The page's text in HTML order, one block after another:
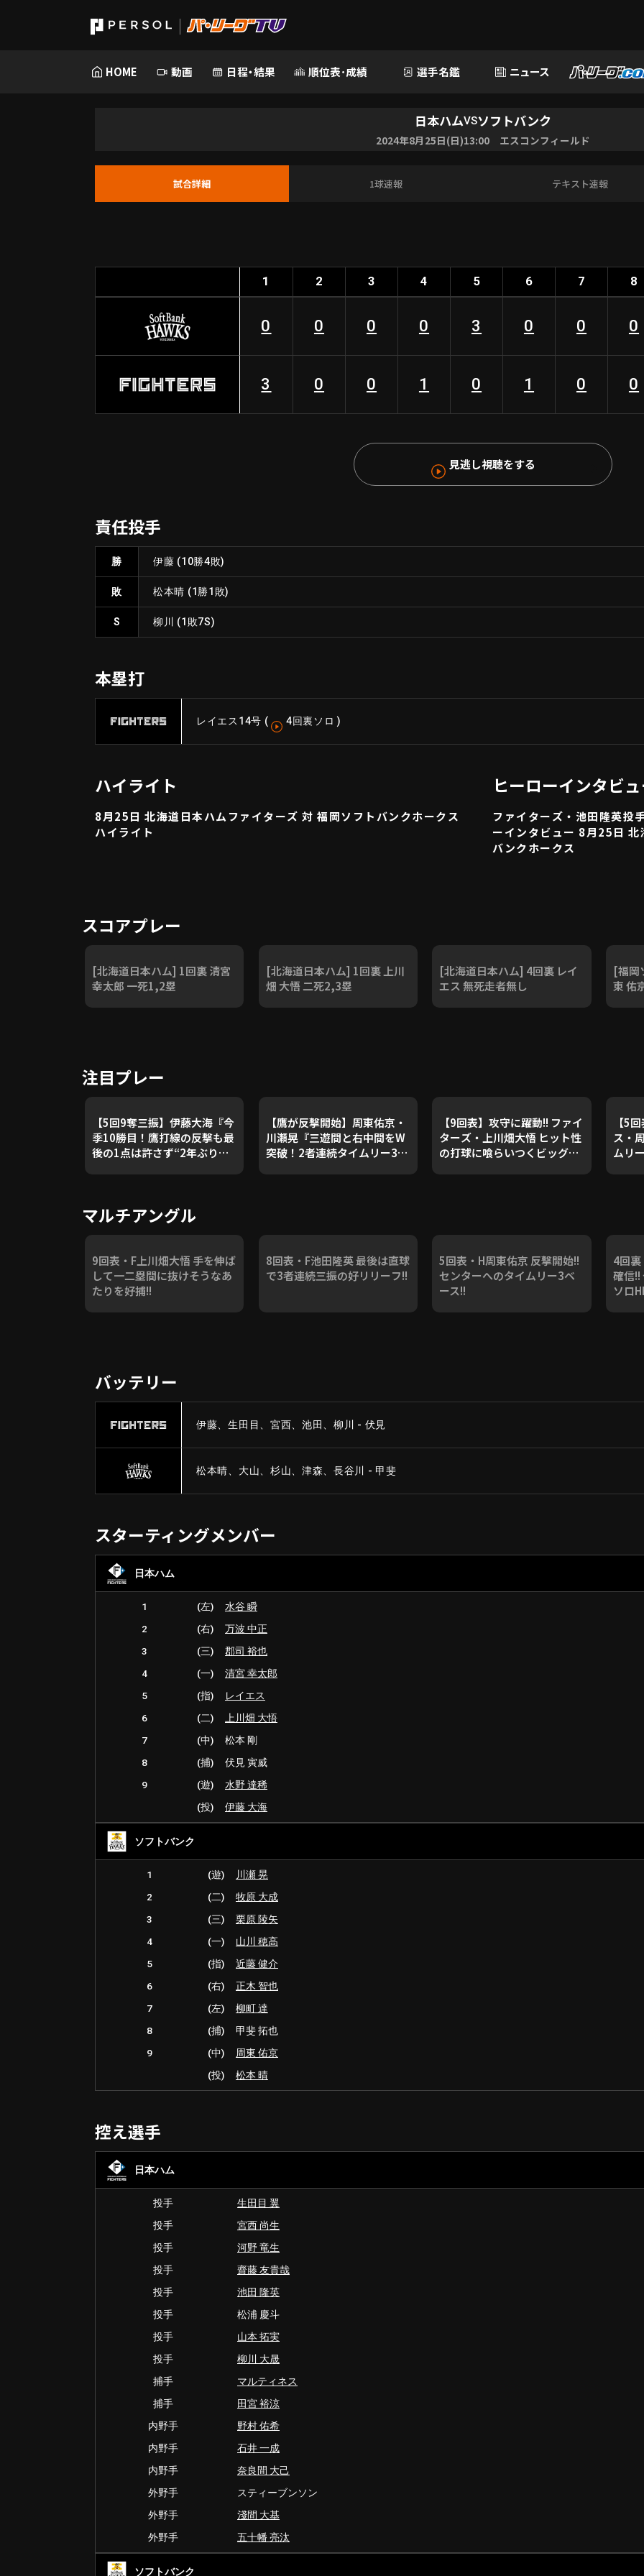
HOME 動画 日程・結果 順位表･成績 選手名鑑 ニュース
日本ハムVSソフトバンク
2024年8月25日(日)13:00 エスコンフィールド
試合詳細 1球速報 テキスト速報
1 2 3 4 5 6 7 8
0 0 0 0 3 0 0 0
3 0 0 1 0 1 0 0
見逃し視聴をする
責任投手
勝 伊藤 (10勝4敗)
敗 松本晴 (1勝1敗)
S 柳川 (1敗7S)
本塁打
レイエス 14号 ( 4回裏ソロ )
ハイライト
8月25日 北海道日本ハムファイターズ 対 福岡ソフトバンクホークス
ハイライト
ヒーローインタビ
ファイターズ・池田隆英投
ーインタビュー 8月25日 北
バンクホークス
スコアプレー
[北海道日本ハム] 1回裏 清宮
幸太郎 一死1,2塁
[北海道日本ハム] 1回裏 上川
畑 大悟 二死2,3塁
[北海道日本ハム] 4回裏 レイ
エス 無死走者無し
[福岡
東 佑
注目プレー
【5回9奪三振】伊藤大海『今
季10勝目！鷹打線の反撃も最
後の1点は許さず“2年ぶり二
【鷹が反撃開始】周東佑京・
川瀬晃『三遊間と右中間をW
突破！2者連続タイムリー3塁
【9回表】攻守に躍動!! ファイ
ターズ・上川畑大悟 ヒット性
の打球に喰らいつくビッグプ
【5
ス・
ムリ
マルチアングル
9回表・F上川畑大悟 手を伸ば
して一二塁間に抜けそうなあ
たりを好捕!!
8回表・F池田隆英 最後は直球
で3者連続三振の好リリーフ!!
5回表・H周東佑京 反撃開始!!
センターへのタイムリー3ベ
ース!!
4回裏
確信!!
ソロ
バッテリー
伊藤、生田目、宮西、池田、柳川 - 伏見
松本晴、大山、杉山、津森、長谷川 - 甲斐
スターティングメンバー
日本ハム
1 (左) 水谷 瞬
2
(右) 万波 中正
3
(三) 郡司 裕也
4
(一) 清宮 幸太郎
5
(指) レイエス
6
(二) 上川畑 大悟
7
(中) 松本 剛
8
(捕) 伏見 寅威
9
(遊) 水野 達稀
(投)
伊藤 大海
ソフトバンク
1 (遊) 川瀬 晃
2
(二) 牧原 大成
3
(三) 栗原 陵矢
4
(一) 山川 穂高
5
(指) 近藤 健介
6
(右) 正木 智也
7
(左) 柳町 達
8
(捕) 甲斐 拓也
9
(中) 周東 佑京
(投)
松本 晴
控え選手
日本ハム
投手 生田目 翼
投手
宮西 尚生
投手
河野 竜生
投手
齋藤 友貴哉
投手
池田 隆英
投手
松浦 慶斗
投手
山本 拓実
投手
柳川 大晟
捕手
マルティネス
捕手
田宮 裕涼
内野手
野村 佑希
内野手
石井 一成
内野手
奈良間 大己
外野手
スティーブンソン
外野手
淺間 大基
外野手
五十幡 亮汰
ソフトバンク